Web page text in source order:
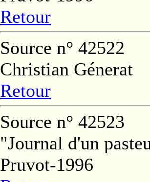
Retour
Source n° 42522
Christian Génerat
Retour
Source n° 42523
"Journal d'un
Pruvot-1996